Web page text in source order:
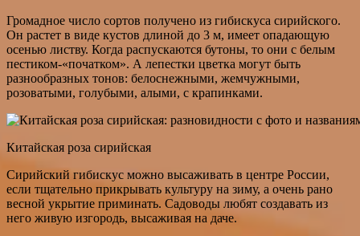
Громадное число сортов получено из гибискуса сирийского.
Он растет в виде кустов длиной до 3 м, имеет опадающую
осенью листву. Когда распускаются бутоны, то они с белым
пестиком-«початком». А лепестки цветка могут быть
разнообразных тонов: белоснежными, жемчужными,
розоватыми, голубыми, алыми, с крапинками.
Китайская роза сирийская
Сирийский гибискус можно высаживать в центре России,
если тщательно прикрывать культуру на зиму, а очень рано
весной укрытие приминать. Садоводы любят создавать из
него живую изгородь, высаживая на даче.